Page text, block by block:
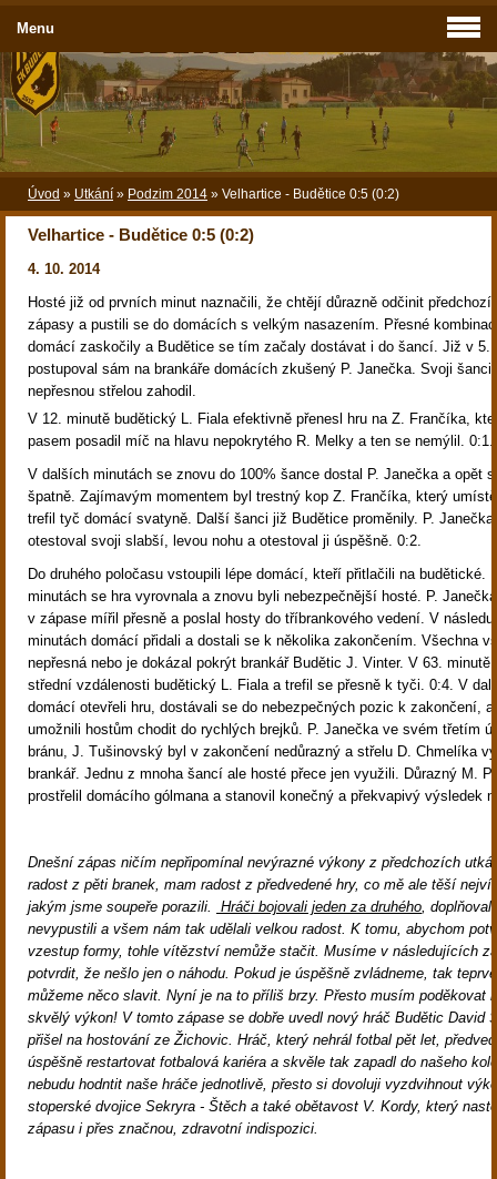
Úvod » Utkání » Podzim 2014 » Velhartice - Budětice 0:5 (0:2)
Velhartice - Budětice 0:5 (0:2)
4. 10. 2014
Hosté již od prvních minut naznačili, že chtějí důrazně odčinit předchozí
zápasy a pustili se do domácích s velkým nasazením. Přesné
domácí zaskočily a Budětice se tím začaly dostávat i do šancí. Již v 5.
postupoval sám na brankáře domácích zkušený P. Janečka. Svoji šanci
nepřesnou střelou zahodil.
V 12. minutě budětický L. Fiala efektivně přenesl hru na Z. Frančíka,
pasem posadil míč na hlavu nepokrytého R. Melky a ten se nemýlil. 0:1.
V dalších minutách se znovu do 100% šance dostal P. Janečka a opět
špatně. Zajímavým momentem byl trestný kop Z. Frančíka, který
trefil tyč domácí svatyně. Další šanci již Budětice proměnily. P. Janečka
otestoval svoji slabší, levou nohu a otestoval ji úspěšně. 0:2.
Do druhého poločasu vstoupili lépe domácí, kteří přitlačili na budětické.
minutách se hra vyrovnala a znovu byli nebezpečnější hosté. P.
v zápase mířil přesně a poslal hosty do tříbrankového vedení. V
minutách domácí přidali a dostali se k několika zakončením. Všechna
nepřesná nebo je dokázal pokrýt brankář Budětic J. Vinter. V 63. minutě
střední vzdálenosti budětický L. Fiala a trefil se přesně k tyči. 0:4. V
domácí otevřeli hru, dostávali se do nebezpečných pozic k zakončení,
umožnili hostům chodit do rychlých brejků. P. Janečka ve svém třetím
bránu, J. Tušinovský byl v zakončení nedůrazný a střelu D. Chmelíka
brankář. Jednu z mnoha šancí ale hosté přece jen využili. Důrazný M.
prostřelil domácího gólmana a stanovil konečný a překvapivý výsledek
Dnešní zápas ničím nepřipomínal nevýrazné výkony z předchozích
radost z pěti branek, mam radost z předvedené hry, co mě ale těší
jakým jsme soupeře porazili.
Hráči bojovali jeden za druhého,
nevypustili a všem nám tak udělali velkou radost. K tomu, abychom
vzestup formy, tohle vítězství nemůže stačit. Musíme v následujících
potvrdit, že nešlo jen o náhodu. Pokud je úspěšně zvládneme, tak
můžeme něco slavit. Nyní je na to příliš brzy. Přesto musím poděkovat
skvělý výkon! V tomto zápase se dobře uvedl nový hráč Budětic David
přišel na hostování ze Žichovic. Hráč, který nehrál fotbal pět let,
úspěšně restartovat fotbalová kariéra a skvěle tak zapadl do našeho
nebudu hodntit naše hráče jednotlivě, přesto si dovoluji vyzdvihnout
stoperské dvojice Sekryra - Štěch a také obětavost V. Kordy, který
zápasu i přes značnou, zdravotní indispozici.
Menu